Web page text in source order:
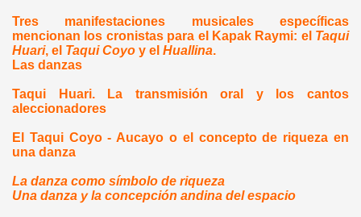
Tres manifestaciones musicales específicas
mencionan los cronistas para el Kapak Raymi: el Taqui
Huari, el Taqui Coyo y el Huallina.
Las danzas
Taqui Huari. La transmisión oral y los cantos
aleccionadores
El Taqui Coyo - Aucayo o el concepto de riqueza en
una danza
La danza como símbolo de riqueza
Una danza y la concepción andina del espacio